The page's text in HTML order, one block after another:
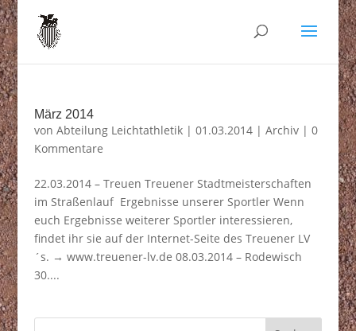
März 2014
von Abteilung Leichtathletik| 01.03.2014| Archiv| 0
Kommentare
22.03.2014 – Treuen Treuener Stadtmeisterschaften
im Straßenlauf Ergebnisse unserer Sportler Wenn
euch Ergebnisse weiterer Sportler interessieren,
findet ihr sie auf der Internet-Seite des Treuener LV
´s. → www.treuener-lv.de 08.03.2014 – Rodewisch
30....